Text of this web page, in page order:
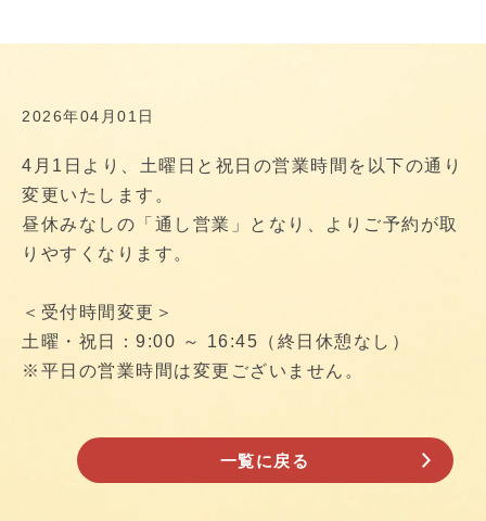
2026年04月01日
4月1日より、土曜日と祝日の営業時間を以下の通り
変更いたします。
昼休みなしの「通し営業」となり、よりご予約が取
りやすくなります。
＜受付時間変更＞
土曜・祝日：9:00 ～ 16:45（終日休憩なし）
※平日の営業時間は変更ございません。
一覧に戻る